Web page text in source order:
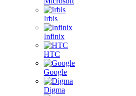
Irbis
Infinix
HTC
Google
Digma